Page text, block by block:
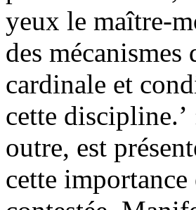
yeux le maître-
des
cardinale et
cette discipline.’
outre, est
cette